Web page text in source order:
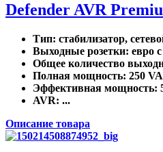
Defender AVR
Тип: стабилизатор,
Выходные розетки: евро
Общее количество
Полная мощность: 250 VA
Эффективная мощность:
AVR: ...
Описание товара